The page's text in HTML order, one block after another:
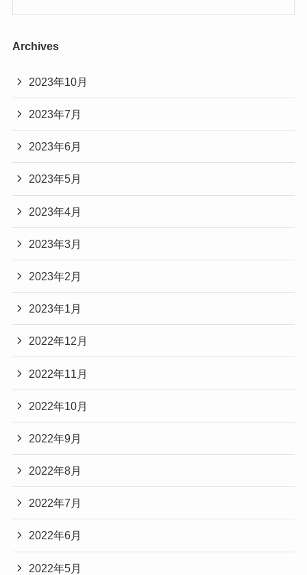
Archives
2023年10月
2023年7月
2023年6月
2023年5月
2023年4月
2023年3月
2023年2月
2023年1月
2022年12月
2022年11月
2022年10月
2022年9月
2022年8月
2022年7月
2022年6月
2022年5月